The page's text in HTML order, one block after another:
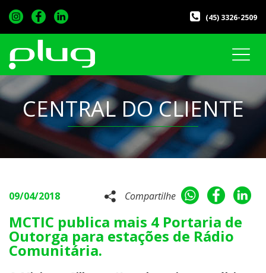
(45) 3326-2509
CENTRAL DO CLIENTE
09/04/2018 Compartilhe
MCTIC publica mais 4 Portaria de
Outorga para estações de Rádio
Comunitária.